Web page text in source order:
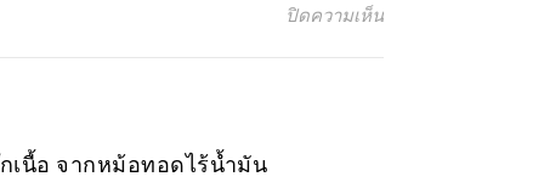
ปิดความเห็นบน ปลานิลทอดราด
เนื้อ จากหม้อทอดไร้น้ำมัน